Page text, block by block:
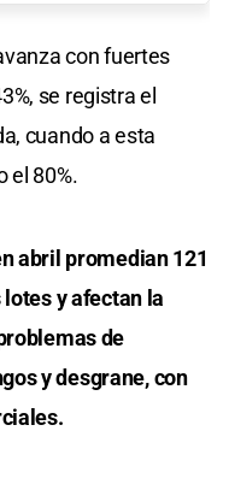
con fuertes
se registra el
cuando a esta
el 80%.
abril promedian 121
y afectan la
de
y desgrane, con